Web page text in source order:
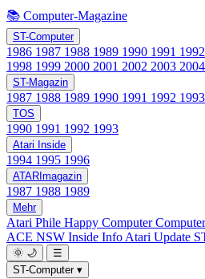
📚 Computer-Magazine
ST-Computer
1986 1987 1988 1989 1990 1991 1992
1998 1999 2000 2001 2002 2003 2004
ST-Magazin
1987 1988 1989 1990 1991 1992 1993
TOS
1990 1991 1992 1993
Atari Inside
1994 1995 1996
ATARImagazin
1987 1988 1989
Mehr
Atari Phile Happy Computer
ACE NSW Inside Info Atari Update
🌞 🌙
☰
ST-Computer ▾